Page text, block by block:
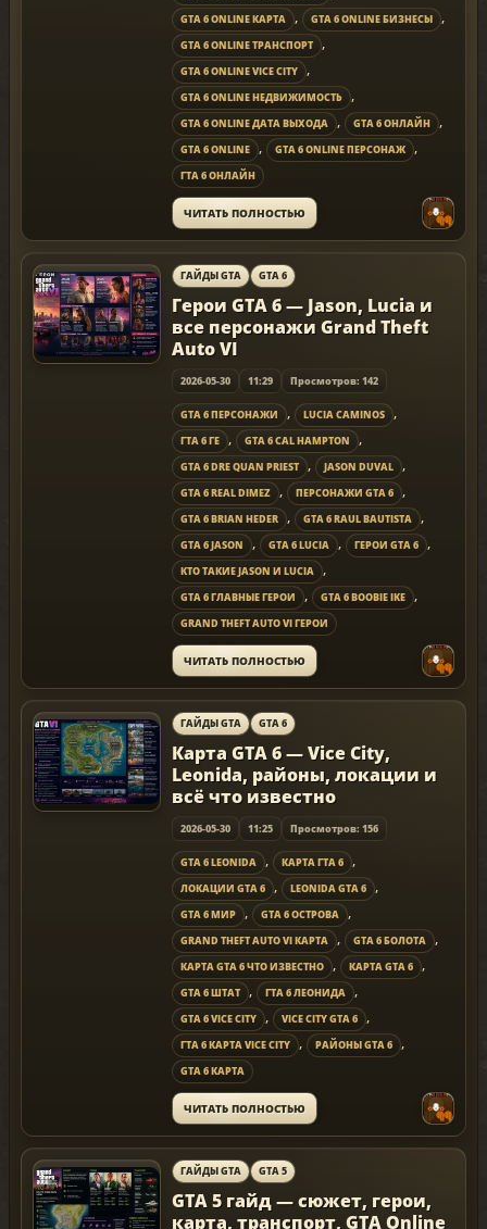
GTA 6 ONLINE КАРТА , GTA 6 ONLINE БИЗНЕСЫ ,
GTA 6 ONLINE ТРАНСПОРТ ,
GTA 6 ONLINE VICE CITY ,
GTA 6 ONLINE НЕДВИЖИМОСТЬ ,
GTA 6 ONLINE ДАТА ВЫХОДА , GTA 6 ОНЛАЙН ,
GTA 6 ONLINE , GTA 6 ONLINE ПЕРСОНАЖ ,
ГТА 6 ОНЛАЙН
ЧИТАТЬ ПОЛНОСТЬЮ
ГАЙДЫ GTA GTA 6
Герои GTA 6 — Jason, Lucia и
все персонажи Grand Theft
Auto VI
2026-05-30 11:29 Просмотров: 142
GTA 6 ПЕРСОНАЖИ , LUCIA CAMINOS ,
ГТА 6 ГЕ , GTA 6 CAL HAMPTON ,
GTA 6 DRE QUAN PRIEST , JASON DUVAL ,
GTA 6 REAL DIMEZ , ПЕРСОНАЖИ GTA 6 ,
GTA 6 BRIAN HEDER , GTA 6 RAUL BAUTISTA ,
GTA 6 JASON , GTA 6 LUCIA , ГЕРОИ GTA 6 ,
КТО ТАКИЕ JASON И LUCIA ,
GTA 6 ГЛАВНЫЕ ГЕРОИ , GTA 6 BOOBIE IKE ,
GRAND THEFT AUTO VI ГЕРОИ
ЧИТАТЬ ПОЛНОСТЬЮ
ГАЙДЫ GTA GTA 6
Карта GTA 6 — Vice City,
Leonida, районы, локации и
всё что известно
2026-05-30 11:25 Просмотров: 156
GTA 6 LEONIDA , КАРТА ГТА 6 ,
ЛОКАЦИИ GTA 6 , LEONIDA GTA 6 ,
GTA 6 МИР , GTA 6 ОСТРОВА ,
GRAND THEFT AUTO VI КАРТА , GTA 6 БОЛОТА ,
КАРТА GTA 6 ЧТО ИЗВЕСТНО , КАРТА GTA 6 ,
GTA 6 ШТАТ , ГТА 6 ЛЕОНИДА ,
GTA 6 VICE CITY , VICE CITY GTA 6 ,
ГТА 6 КАРТА VICE CITY , РАЙОНЫ GTA 6 ,
GTA 6 КАРТА
ЧИТАТЬ ПОЛНОСТЬЮ
ГАЙДЫ GTA GTA 5
GTA 5 гайд — сюжет, герои,
карта, транспорт, GTA Online